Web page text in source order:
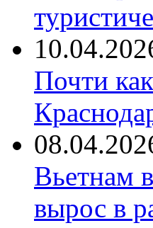
Почти
Вьетнам
вырос в